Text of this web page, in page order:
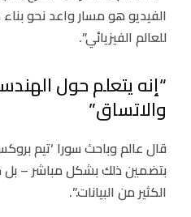
الفيديو هو مسار واعد نحو
للعالم الفيزيائي”.
“إنه يتعلم حول
والاتساق”
بتضمين ذلك بشكل مباشر – بل
الكثير من البيانات.”.